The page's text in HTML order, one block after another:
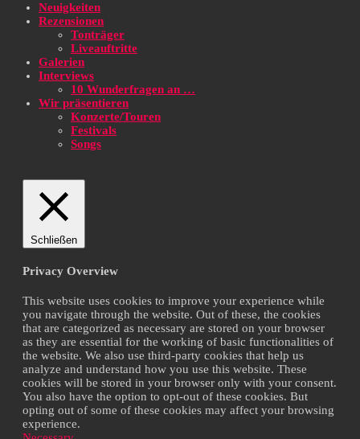
Neuigkeiten
Rezensionen
Tonträger
Liveauftritte
Galerien
Interviews
10 Wunderfragen an …
Wir präsentieren
Konzerte/Touren
Festivals
Songs
Schließen
Privacy Overview
This website uses cookies to improve your experience while
you navigate through the website. Out of these, the cookies
that are categorized as necessary are stored on your browser
as they are essential for the working of basic functionalities of
the website. We also use third-party cookies that help us
analyze and understand how you use this website. These
cookies will be stored in your browser only with your consent.
You also have the option to opt-out of these cookies. But
opting out of some of these cookies may affect your browsing
experience.